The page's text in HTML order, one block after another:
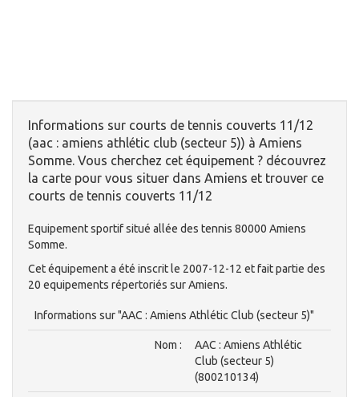
Informations sur courts de tennis couverts 11/12
(aac : amiens athlétic club (secteur 5)) à Amiens
Somme. Vous cherchez cet équipement ? découvrez
la carte pour vous situer dans Amiens et trouver ce
courts de tennis couverts 11/12
Equipement sportif situé allée des tennis 80000 Amiens
Somme.
Cet équipement a été inscrit le 2007-12-12 et fait partie des
20 equipements répertoriés sur Amiens.
Informations sur "AAC : Amiens Athlétic Club (secteur 5)"
Nom :
AAC : Amiens Athlétic
Club (secteur 5)
(800210134)